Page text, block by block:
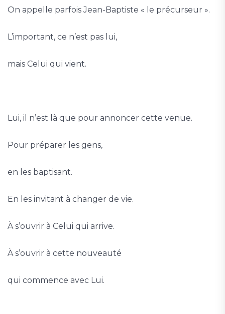
On appelle parfois Jean-Baptiste « le précurseur ».
L’important, ce n’est pas lui,
mais Celui qui vient.
Lui, il n’est là que pour annoncer cette venue.
Pour préparer les gens,
en les baptisant.
En les invitant à changer de vie.
À s’ouvrir à Celui qui arrive.
À s’ouvrir à cette nouveauté
qui commence avec Lui.